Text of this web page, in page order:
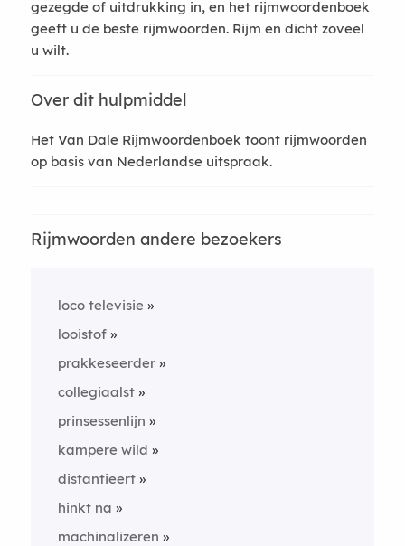
gezegde of uitdrukking in, en het rijmwoordenboek
geeft u de beste rijmwoorden. Rijm en dicht zoveel
u wilt.
Over dit hulpmiddel
Het Van Dale Rijmwoordenboek toont rijmwoorden
op basis van Nederlandse uitspraak.
Rijmwoorden andere bezoekers
loco televisie
looistof
prakkeseerder
collegiaalst
prinsessenlijn
kampere wild
distantieert
hinkt na
machinalizeren